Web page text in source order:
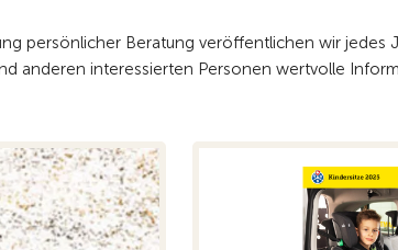
persönlicher Beratung veröffentlichen wir
anderen interessierten Personen wertvolle